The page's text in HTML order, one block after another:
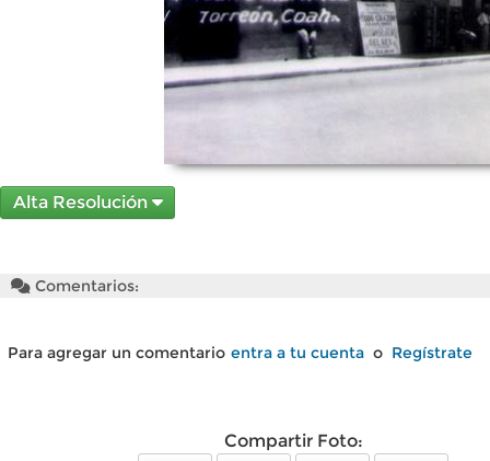
Alta Resolución
Comentarios:
Para agregar un comentario entra a tu cuenta o Regístrate
Compartir Foto: